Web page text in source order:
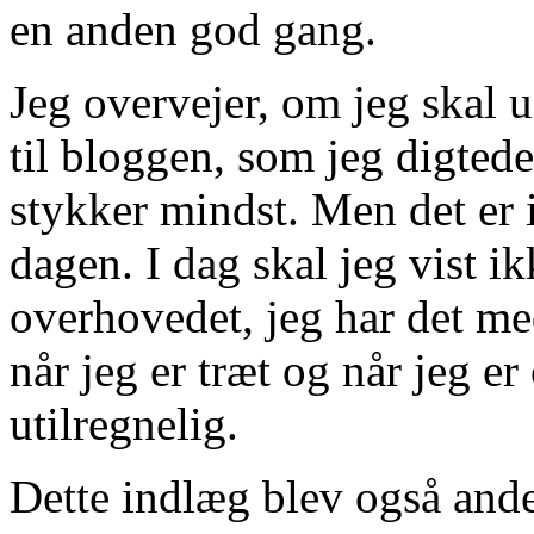
en anden god gang.
Jeg overvejer, om jeg skal
til bloggen, som jeg
stykker mindst. Men det
dagen. I dag skal jeg vist
overhovedet, jeg har det
når jeg er træt og når jeg
utilregnelig.
Dette indlæg blev også